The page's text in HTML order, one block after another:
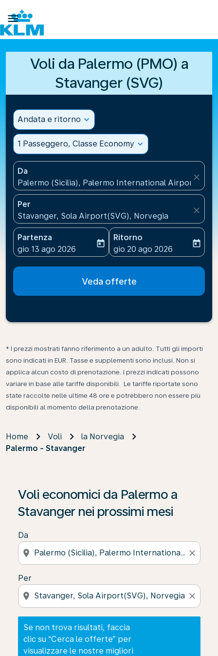

Voli da Palermo (PMO) a
Stavanger (SVG)
Andata e ritorno expand_more
1 Passeggero, Classe Economy expand_more
Da
Palermo (Sicilia), Palermo International
close
Per
Stavanger, Sola Airport(SVG), Norvegia
close
Partenza
fc-booking-departure-date-aria-label
gio 13 ago 2026
today
Ritorno
fc-booking-return-date-
gio 20 ago 2026
today
Veda offerte
* I prezzi mostrati fanno riferimento a un adulto. Tutti gli importi
sono indicati in EUR. Tasse e supplementi sono inclusi. Non si
applica alcun costo di prenotazione. I prezzi indicati possono
variare in base alle tariffe disponibili. Le tariffe riportate sono
state raccolte nelle ultime 48 ore e potrebbero non essere più
disponibili al momento della prenotazione.
Home Voli
la Norvegia
Palermo - Stavanger
Voli economici da Palermo a
Stavanger nei prossimi mesi
Da
location_on close
Per
location_on close
Se non trova risultati, faccia
clic su “Cerca le offerte” per
visualizzare le nostre migliori
Se non trova risultati, faccia clic su “Cerca le offerte”